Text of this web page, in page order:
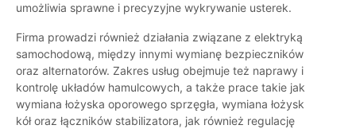
umożliwia sprawne i precyzyjne wykrywanie usterek.
Firma prowadzi również działania związane z elektryką
samochodową, między innymi wymianę bezpieczników
oraz alternatorów. Zakres usług obejmuje też naprawy i
kontrolę układów hamulcowych, a także prace takie jak
wymiana łożyska oporowego sprzęgła, wymiana łożysk
kół oraz łączników stabilizatora, jak również regulację